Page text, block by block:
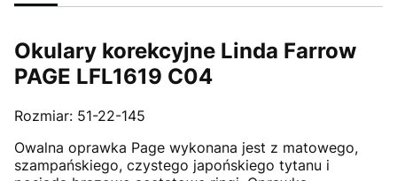
Okulary korekcyjne Linda Farrow
PAGE LFL1619 C04
Rozmiar: 51-22-145
Owalna oprawka Page wykonana jest z matowego,
szampańskiego, czystego japońskiego tytanu i